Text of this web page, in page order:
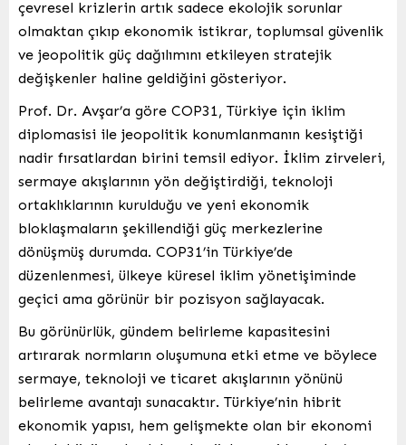
çevresel krizlerin artık sadece ekolojik sorunlar
olmaktan çıkıp ekonomik istikrar, toplumsal güvenlik
ve jeopolitik güç dağılımını etkileyen stratejik
değişkenler haline geldiğini gösteriyor.
Prof. Dr. Avşar’a göre COP31, Türkiye için iklim
diplomasisi ile jeopolitik konumlanmanın kesiştiği
nadir fırsatlardan birini temsil ediyor. İklim zirveleri,
sermaye akışlarının yön değiştirdiği, teknoloji
ortaklıklarının kurulduğu ve yeni ekonomik
bloklaşmaların şekillendiği güç merkezlerine
dönüşmüş durumda. COP31’in Türkiye’de
düzenlenmesi, ülkeye küresel iklim yönetişiminde
geçici ama görünür bir pozisyon sağlayacak.
Bu görünürlük, gündem belirleme kapasitesini
artırarak normların oluşumuna etki etme ve böylece
sermaye, teknoloji ve ticaret akışlarının yönünü
belirleme avantajı sunacaktır. Türkiye’nin hibrit
ekonomik yapısı, hem gelişmekte olan bir ekonomi